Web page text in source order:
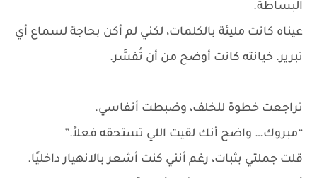
البساطة.
عيناه كانت مليئة بالكلمات، لكني لم أكن بحاجة لسماع أي
تبرير. خيانته كانت أوضح من أن تُفسَّر.
تراجعت خطوة للخلف، وضبطت أنفاسي.
“مبروك… واضح أنك لقيت اللي تستحقه فعلاً.”
قلت جملتي بثبات، رغم أنني كنت أشعر بالانهيار داخليًا.